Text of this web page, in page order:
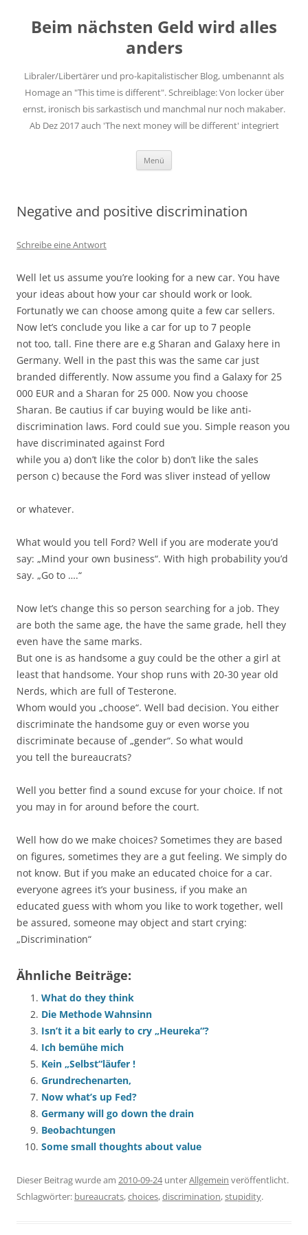
springen
Beim nächsten Geld wird alles
anders
Libraler/Libertärer und pro-kapitalistischer Blog, umbenannt als
Homage an "This time is different". Schreiblage: Von locker über
ernst, ironisch bis sarkastisch und manchmal nur noch makaber.
Ab Dez 2017 auch 'The next money will be different' integriert
Menü
Negative and positive discrimination
Schreibe eine Antwort
Well let us assume you’re looking for a new car. You have
your ideas about how your car should work or look.
Fortunatly we can choose among quite a few car sellers.
Now let’s conclude you like a car for up to 7 people
not too, tall. Fine there are e.g Sharan and Galaxy here in
Germany. Well in the past this was the same car just
branded differently. Now assume you find a Galaxy for 25
000 EUR and a Sharan for 25 000. Now you choose
Sharan. Be cautius if car buying would be like anti-
discrimination laws. Ford could sue you. Simple reason you
have discriminated against Ford
while you a) don’t like the color b) don’t like the sales
person c) because the Ford was sliver instead of yellow
or whatever.
What would you tell Ford? Well if you are moderate you’d
say: „Mind your own business“. With high probability you’d
say. „Go to ….“
Now let’s change this so person searching for a job. They
are both the same age, the have the same grade, hell they
even have the same marks.
But one is as handsome a guy could be the other a girl at
least that handsome. Your shop runs with 20-30 year old
Nerds, which are full of Testerone.
Whom would you „choose“. Well bad decision. You either
discriminate the handsome guy or even worse you
discriminate because of „gender“. So what would
you tell the bureaucrats?
Well you better find a sound excuse for your choice. If not
you may in for around before the court.
Well how do we make choices? Sometimes they are based
on figures, sometimes they are a gut feeling. We simply do
not know. But if you make an educated choice for a car.
everyone agrees it’s your business, if you make an
educated guess with whom you like to work together, well
be assured, someone may object and start crying:
„Discrimination“
Ähnliche Beiträge:
What do they think
Die Methode Wahnsinn
Isn’t it a bit early to cry „Heureka“?
Ich bemühe mich
Kein „Selbst“läufer !
Grundrechenarten,
Now what’s up Fed?
Germany will go down the drain
Beobachtungen
Some small thoughts about value
Dieser Beitrag wurde am 2010-09-24unterAllgemein veröffentlicht.
Schlagwörter: bureaucrats,choices,discrimination,stupidity.